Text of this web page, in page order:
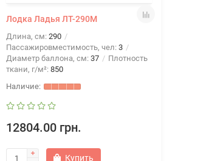
Лодка Ладья ЛТ-290М
Длина, см: 290
Пассажировместимость, чел: 3
Диаметр баллона, см: 37
Плотность
ткани, г/м²: 850
12804.00 грн.
Купить